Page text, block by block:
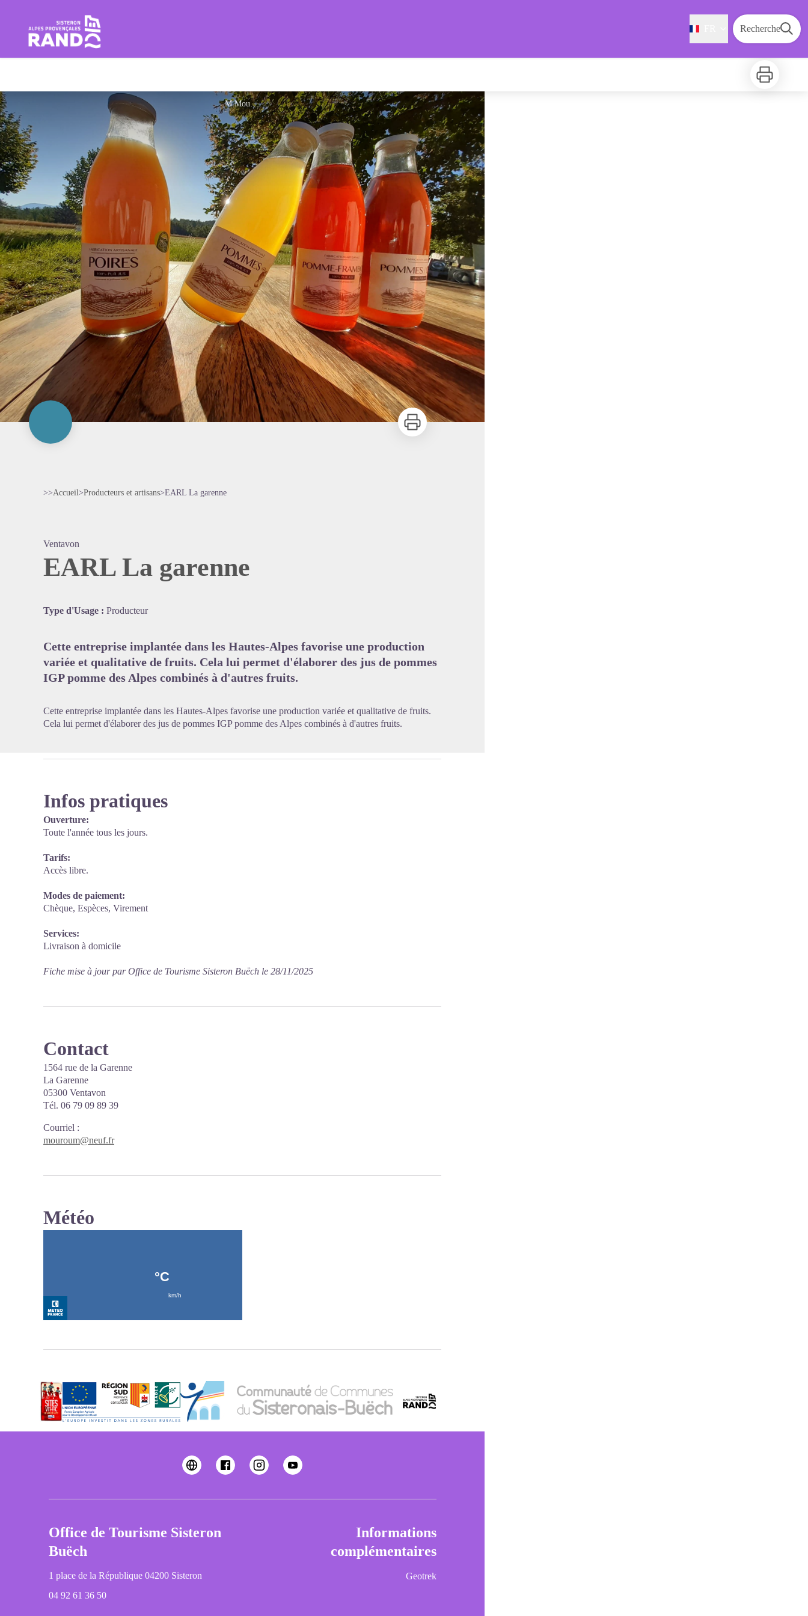
Rando Sisteron Buëch Baronnies Provençales Recherche
Imprimer
M.Mourou
Imprimer
>>Accueil>Producteurs et artisans>EARL La garenne
Ventavon
EARL La garenne
Type d'Usage : Producteur
Cette entreprise implantée dans les Hautes-Alpes favorise une production
variée et qualitative de fruits. Cela lui permet d'élaborer des jus de pommes
IGP pomme des Alpes combinés à d'autres fruits.
Cette entreprise implantée dans les Hautes-Alpes favorise une production variée et qualitative de fruits.
Cela lui permet d'élaborer des jus de pommes IGP pomme des Alpes combinés à d'autres fruits.
Infos pratiques
Ouverture:
Toute l'année tous les jours.
Tarifs:
Accès libre.
Modes de paiement:
Chèque, Espèces, Virement
Services:
Livraison à domicile
Fiche mise à jour par Office de Tourisme Sisteron Buëch le 28/11/2025
Contact
1564 rue de la Garenne
La Garenne
05300 Ventavon
Tél. 06 79 09 89 39
Courriel :
mouroum@neuf.fr
Météo
Office de Tourisme Sisteron
Buëch
1 place de la République 04200 Sisteron
04 92 61 36 50
Informations
complémentaires
Geotrek